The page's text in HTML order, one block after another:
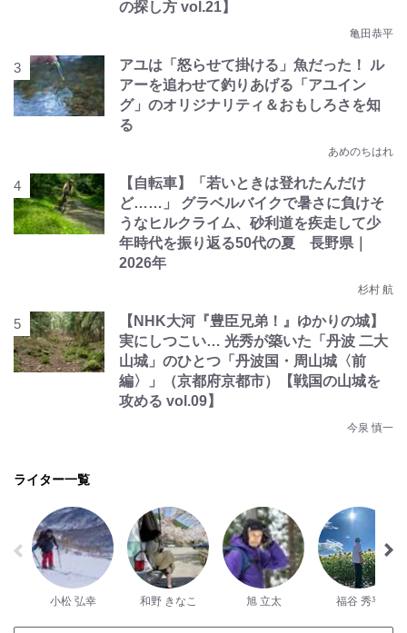
の探し方 vol.21】
亀田恭平
アユは「怒らせて掛ける」魚だった！ ル
アーを追わせて釣りあげる「アユイン
グ」のオリジナリティ＆おもしろさを知
る
あめのちはれ
【自転車】「若いときは登れたんだけ
ど……」 グラベルバイクで暑さに負けそ
うなヒルクライム、砂利道を疾走して少
年時代を振り返る50代の夏 長野県｜
2026年
杉村 航
【NHK大河『豊臣兄弟！』ゆかりの城】
実にしつこい… 光秀が築いた「丹波 二大
山城」のひとつ「丹波国・周山城〈前
編〉」（京都府京都市）【戦国の山城を
攻める vol.09】
今泉 慎一
ライター一覧
小松 弘幸 和野 きなこ 旭 立太 福谷 秀平